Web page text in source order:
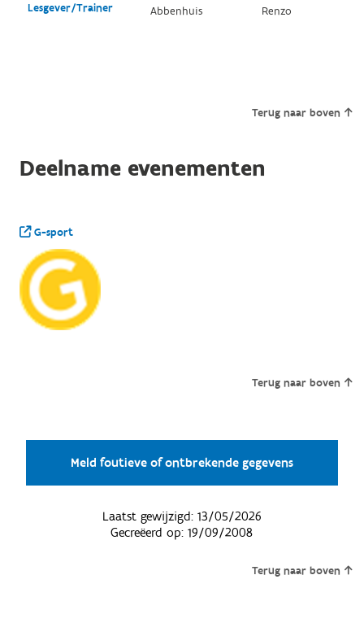
Lesgever/Trainer Abbenhuis Renzo
Terug naar boven
Deelname evenementen
G-sport
Terug naar boven
Meld foutieve of ontbrekende gegevens
Laatst gewijzigd: 13/05/2026
Gecreëerd op:19/09/2008
Terug naar boven